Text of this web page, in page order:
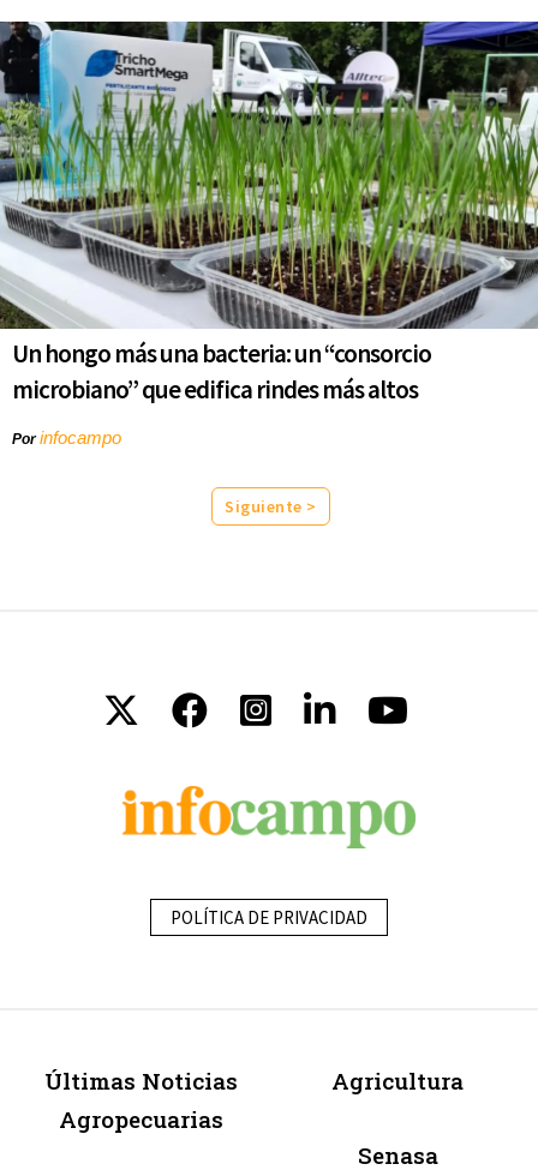
Un hongo más una bacteria: un “consorcio
microbiano” que edifica rindes más altos
Porinfocampo
Siguiente >
POLÍTICA DE PRIVACIDAD
Últimas Noticias
Agropecuarias
Agricultura
Senasa